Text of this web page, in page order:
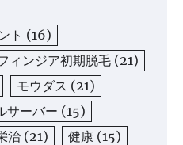
ト (16)
ィンジア初期脱毛 (21)
モウダス (21)
サーバー (15)
治 (21) 健康 (15)